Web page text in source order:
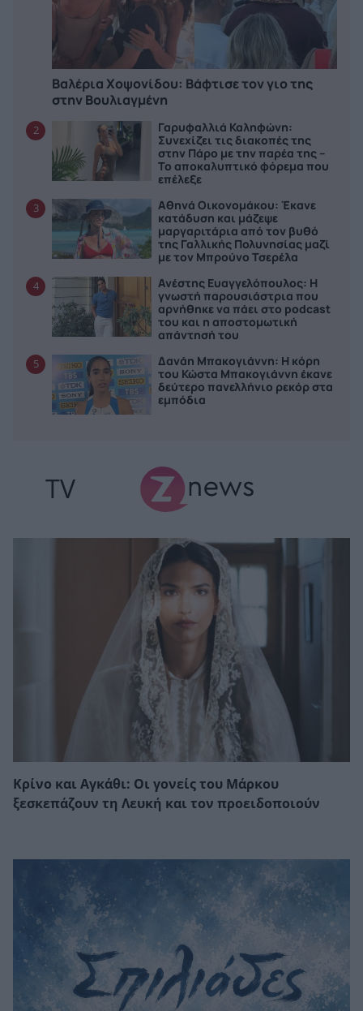
Βαλέρια Χοψονίδου: Bάφτισε τον γιο της
στην Βουλιαγμένη
2
Γαρυφαλλιά Καληφώνη:
Συνεχίζει τις διακοπές της
στην Πάρο με την παρέα της –
Το αποκαλυπτικό φόρεμα που
επέλεξε
3
Αθηνά Οικονομάκου: Έκανε
κατάδυση και μάζεψε
μαργαριτάρια από τον βυθό
της Γαλλικής Πολυνησίας μαζί
με τον Μπρούνο Τσερέλα
4
Ανέστης Ευαγγελόπουλος: Η
γνωστή παρουσιάστρια που
αρνήθηκε να πάει στο podcast
του και η αποστομωτική
απάντησή του
5
Δανάη Μπακογιάννη: Η κόρη
του Κώστα Μπακογιάννη έκανε
δεύτερο πανελλήνιο ρεκόρ στα
εμπόδια
TV
Κρίνο και Αγκάθι: Οι γονείς του Μάρκου
ξεσκεπάζουν τη Λευκή και τον προειδοποιούν